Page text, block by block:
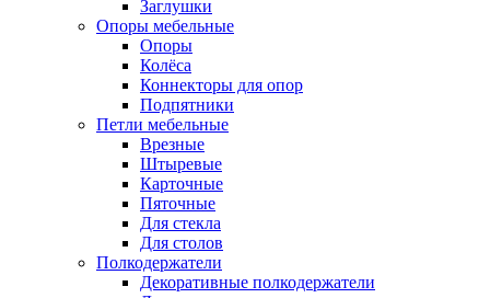
Заглушки
Опоры мебельные
Опоры
Колёса
Коннекторы для опор
Подпятники
Петли мебельные
Врезные
Штыревые
Карточные
Пяточные
Для стекла
Для столов
Полкодержатели
Декоративные полкодержатели